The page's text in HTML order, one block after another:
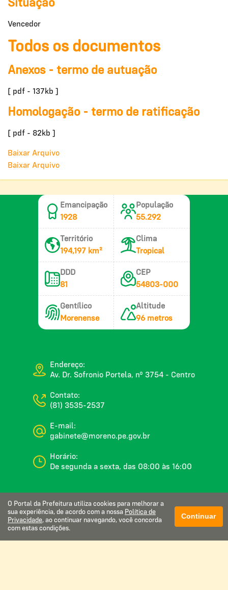
Situação
Vencedor
Todos os documentos
Anexos - termo de autuação
[ pdf - 137kb ]
Homologação - termo de ratificação
[ pdf - 82kb ]
Baixar Arquivo
Baixar Arquivo
Emancipação
1928
População
55.292
Território
194,197 km²
Clima
Tropical
DDD
81
CEP
54803-000
Gentílico
Morenense
Altitude
96 metros
Endereço:
Av. Dr. Sofronio Portela, nº 3754 - Centro
Contato:
(81) 3535-2537
E-mail:
gabinete@moreno.pe.gov.br
Horário:
De segunda a sexta, das 08:00 às 16:00
Glossário
Mapa do site
O Portal da Prefeitura utiliza cookies para melhorar a
sua experiência, de acordo com a nossa Política de
Privacidade, ao continuar navegando, você concorda
com estas condições.
Continuar